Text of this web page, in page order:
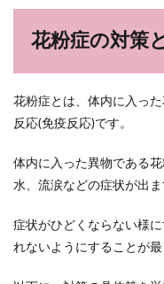
花粉症の対策
花粉症とは、体内に入っ
反応(免疫反応)です。
体内に入った異物である
水、流涙などの症状が出ま
症状がひどくならない様
れないようにすることが最